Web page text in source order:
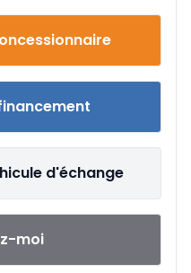
d'échange
moi